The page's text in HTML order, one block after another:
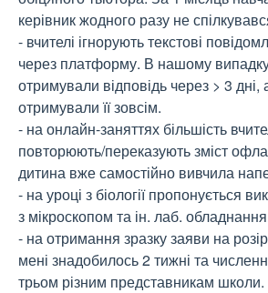
керівник жодного разу не
- вчителі ігнорують текстові
через платформу. В нашому
отримували відповідь через > 3 дні,
отримували її зовсім.
- на онлайн-заняттях більшість
повторюють/переказують зміст
дитина вже самостійно вивчила
- на уроці з біології пропонується
з мікроскопом та ін. лаб.
- на отримання зразку заяви на
мені знадобилось 2 тижні та
трьом різним представникам школи.